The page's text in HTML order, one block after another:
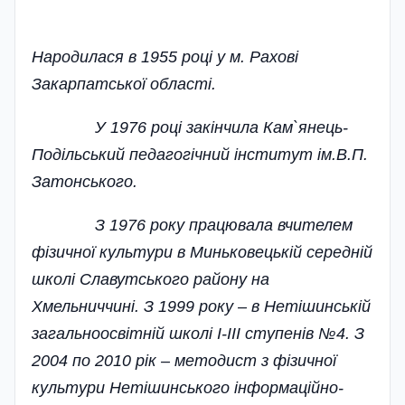
Народилася в 1955 році у м. Рахові
Закарпатської області.
У 1976 році закінчила Кам`янець-
Подільський педагогічний інститут ім.В.П.
Затонського.
З 1976 року працювала вчителем
фізичної культури в Миньковецькій середній
школі Славутського району на
Хмельниччині. З 1999 року – в Нетішинській
загальноосвітній школі І-ІІІ ступенів №4. З
2004 по 2010 рік – методист з фізичної
культури Нетішинського інформаційно-